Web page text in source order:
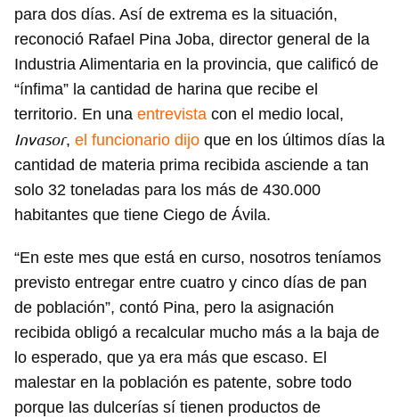
para dos días. Así de extrema es la situación,
reconoció Rafael Pina Joba, director general de la
Industria Alimentaria en la provincia, que calificó de
“ínfima” la cantidad de harina que recibe el
territorio. En una entrevista con el medio local,
Invasor, el funcionario dijo que en los últimos días la
cantidad de materia prima recibida asciende a tan
solo 32 toneladas para los más de 430.000
habitantes que tiene Ciego de Ávila.
“En este mes que está en curso, nosotros teníamos
previsto entregar entre cuatro y cinco días de pan
de población”, contó Pina, pero la asignación
recibida obligó a recalcular mucho más a la baja de
lo esperado, que ya era más que escaso. El
malestar en la población es patente, sobre todo
porque las dulcerías sí tienen productos de